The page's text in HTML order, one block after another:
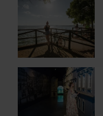
l'Art
Contemporain
l'Albufera
de
Valencia
àExposition
L'aventure